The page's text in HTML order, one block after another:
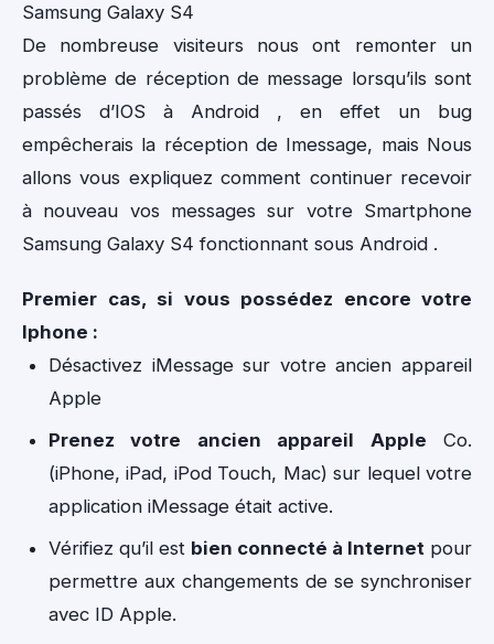
Samsung Galaxy S4
De nombreuse visiteurs nous ont remonter un
problème de réception de message lorsqu’ils sont
passés d’IOS à Android , en effet un bug
empêcherais la réception de Imessage, mais Nous
allons vous expliquez comment continuer recevoir
à nouveau vos messages sur votre Smartphone
Samsung Galaxy S4 fonctionnant sous Android .
Premier cas, si vous possédez encore votre
Iphone :
Désactivez iMessage sur votre ancien appareil
Apple
Prenez votre ancien appareil Apple Co.
(iPhone, iPad, iPod Touch, Mac) sur lequel votre
application iMessage était active.
Vérifiez qu’il est bien connecté à Internet pour
permettre aux changements de se synchroniser
avec ID Apple.